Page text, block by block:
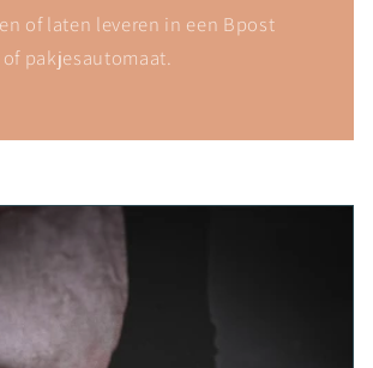
of laten leveren in een Bpost
pakjesautomaat.